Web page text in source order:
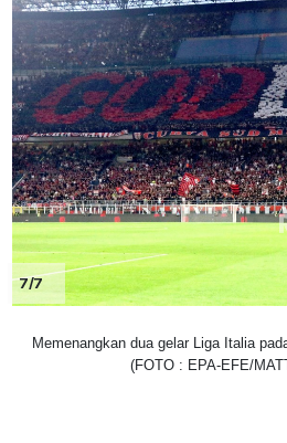
7/7
Memenangkan dua gelar Liga Italia
(FOTO : EPA-EFE/